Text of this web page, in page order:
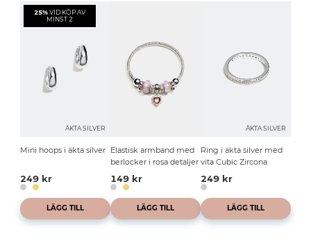
25% VID KÖP AV
MINST 2
ÄKTA SILVER
Mini hoops i äkta silver
249 kr
LÄGG TILL
Elastisk armband med
berlocker i rosa detaljer
149 kr
LÄGG TILL
ÄKTA SILVER
Ring i äkta silver med
vita Cubic Zircona
249 kr
LÄGG TILL